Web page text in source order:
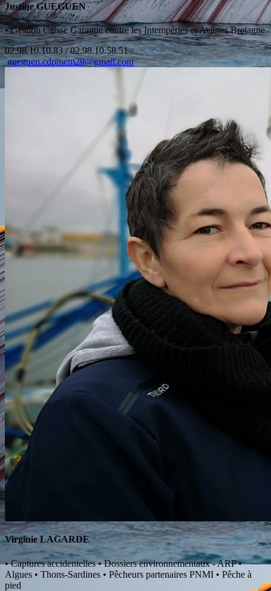
Justine GUEGUEN
•Gestion Caisse Garantie contre les Intempéries et Avaries Bretagne
02.98.10.10.83 / 02.98.10.58.51
gueguen.cdpmem29@gmail.com
Virginie LAGARDE
•Captures accidentelles•Dossiers environnementaux - ARP•
Algues • Thons-Sardines • Pêcheurs partenaires PNMI • Pêche à
pied